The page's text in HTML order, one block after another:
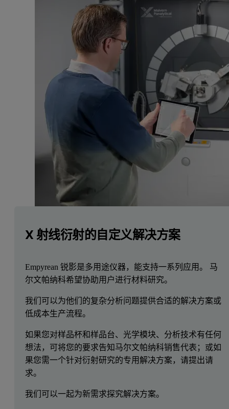
X 射线衍射的自定义解决方案
Empyrean 锐影是多用途仪器，能支持一系列应用。 马
尔文帕纳科希望协助用户进行材料研究。
我们可以为他们的复杂分析问题提供合适的解决方案或
低成本生产流程。
如果您对样品杯和样品台、光学模块、分析技术有任何
想法，可将您的要求告知马尔文帕纳科销售代表；或如
果您需一个针对衍射研究的专用解决方案，请提出请
求。
我们可以一起为新需求探究解决方案。